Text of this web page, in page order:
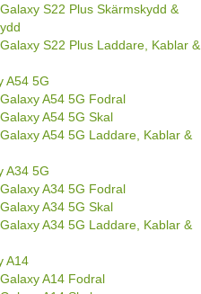
S22 Plus Skärmskydd &
S22 Plus Laddare, Kablar &
A54 5G
A54 5G Fodral
A54 5G Skal
A54 5G Laddare, Kablar &
A34 5G
A34 5G Fodral
A34 5G Skal
A34 5G Laddare, Kablar &
A14
A14 Fodral